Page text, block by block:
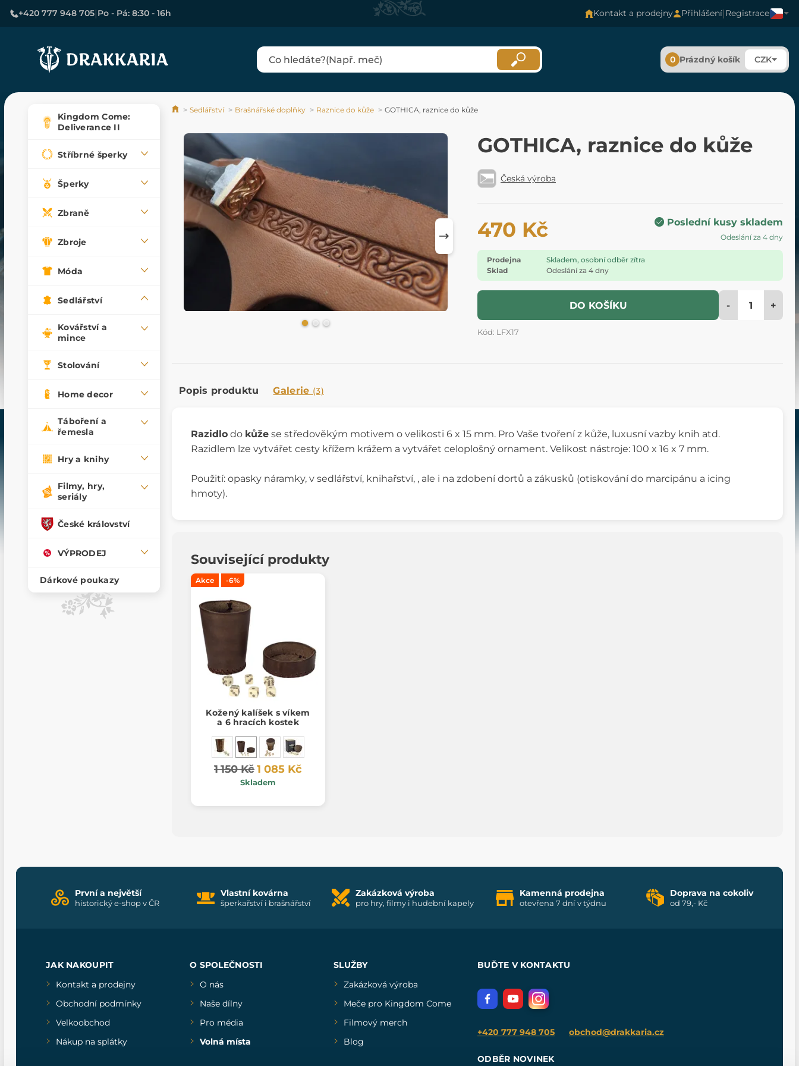
+420 777 948 705|Po - Pá: 8:30 - 16h Kontakt a prodejny Přihlášení|Registrace
0 Prázdný košík CZK
Kingdom Come:
Deliverance II
Stříbrné šperky
Šperky
Zbraně
Zbroje
Móda
Sedlářství
Kovářství a
mince
Stolování
Home decor
Táboření a
řemesla
Hry a knihy
Filmy, hry,
seriály
České království
VÝPRODEJ
Dárkové poukazy
Sedlářství Brašnářské doplňky Raznice do kůže GOTHICA, raznice do kůže
GOTHICA, raznice do kůže
Česká výroba
470 Kč Poslední kusy skladem
Odeslání za 4 dny
Prodejna
Skladem, osobní odběr zítra
Sklad
Odeslání za 4 dny
DO KOŠÍKU - +
Kód: LFX17
Popis produktu Galerie (3)
Razidlo do kůže se středověkým motivem o velikosti 6 x 15 mm. Pro Vaše tvoření z kůže, luxusní vazby knih atd.
Razidlem lze vytvářet cesty křížem krážem a vytvářet celoplošný ornament. Velikost nástroje: 100 x 16 x 7 mm.
Použití: opasky náramky, v sedlářství, knihařství, , ale i na zdobení dortů a zákusků (otiskování do marcipánu a icing
hmoty).
Související produkty
Akce -6%
Kožený kalíšek s víkem
a 6 hracích kostek
1 150 Kč1 085 Kč
Skladem
První a největší
historický e-shop v ČR
Vlastní kovárna
šperkařství i brašnářství
Zakázková výroba
pro hry, filmy i hudební kapely
Kamenná prodejna
otevřena 7 dní v týdnu
Doprava na cokoliv
od 79,- Kč
JAK NAKOUPIT
Kontakt a prodejny
Obchodní podmínky
Velkoobchod
Nákup na splátky
O SPOLEČNOSTI
O nás
Naše dílny
Pro média
Volná místa
SLUŽBY
Zakázková výroba
Meče pro Kingdom Come
Filmový merch
Blog
BUĎTE V KONTAKTU
+420 777 948 705 obchod@drakkaria.cz
ODBĚR NOVINEK